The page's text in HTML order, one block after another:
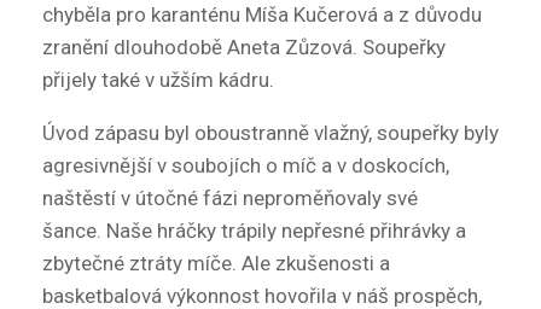
chyběla pro karanténu Míša Kučerová a z důvodu
zranění dlouhodobě Aneta Zůzová. Soupeřky
přijely také v užším kádru.
Úvod zápasu byl oboustranně vlažný, soupeřky byly
agresivnější v soubojích o míč a v doskocích,
naštěstí v útočné fázi neproměňovaly své
šance. Naše hráčky trápily nepřesné přihrávky a
zbytečné ztráty míče. Ale zkušenosti a
basketbalová výkonnost hovořila v náš prospěch,